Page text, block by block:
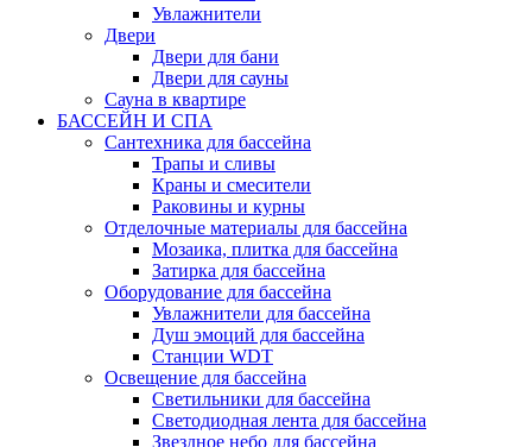
Увлажнители
Двери
Двери для бани
Двери для сауны
Сауна в квартире
БАССЕЙН И СПА
Сантехника для бассейна
Трапы и сливы
Краны и смесители
Раковины и курны
Отделочные материалы для бассейна
Мозаика, плитка для бассейна
Затирка для бассейна
Оборудование для бассейна
Увлажнители для бассейна
Душ эмоций для бассейна
Станции WDT
Освещение для бассейна
Светильники для бассейна
Светодиодная лента для бассейна
Звездное небо для бассейна